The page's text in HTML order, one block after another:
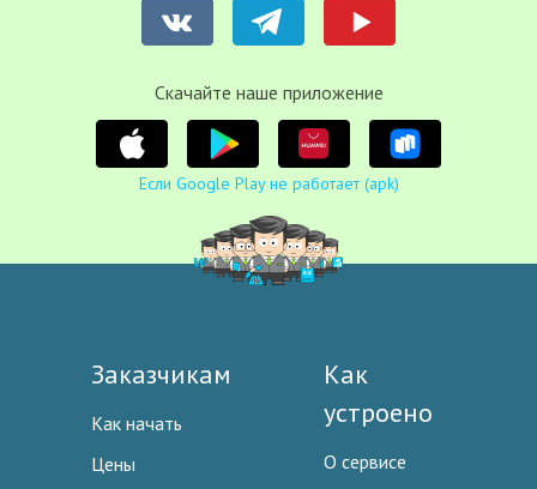
Cкачайте наше приложение
Если Google Play не работает (apk)
Заказчикам
Как начать
Цены
Как
устроено
О сервисе